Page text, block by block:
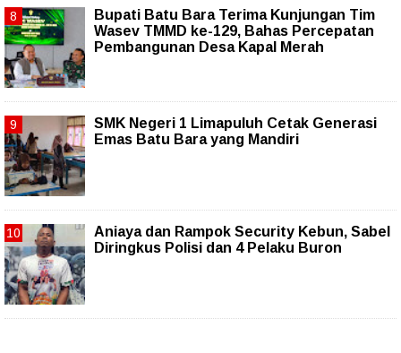
Bupati Batu Bara Terima Kunjungan Tim
Wasev TMMD ke-129, Bahas Percepatan
Pembangunan Desa Kapal Merah
SMK Negeri 1 Limapuluh Cetak Generasi
Emas Batu Bara yang Mandiri
Aniaya dan Rampok Security Kebun, Sabel
Diringkus Polisi dan 4 Pelaku Buron